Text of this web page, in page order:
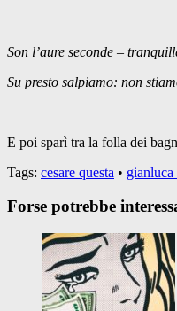
Son l’aure seconde –
Su presto salpiamo: non
E poi sparì tra la folla dei
Tags: cesare questa •
Forse potrebbe